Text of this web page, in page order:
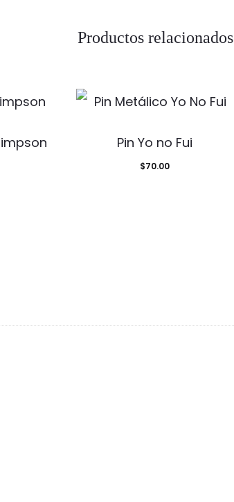
Productos relacionados
Pin Yo no Fui
$70.00